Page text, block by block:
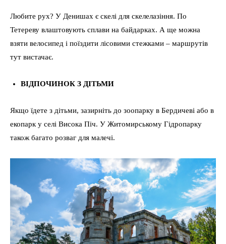
Любите рух? У Денишах є скелі для скелелазіння. По
Тетереву влаштовують сплави на байдарках. А ще можна
взяти велосипед і поїздити лісовими стежками – маршрутів
тут вистачає.
ВІДПОЧИНОК З ДІТЬМИ
Якщо їдете з дітьми, зазирніть до зоопарку в Бердичеві або в
екопарк у селі Висока Піч. У Житомирському Гідропарку
також багато розваг для малечі.